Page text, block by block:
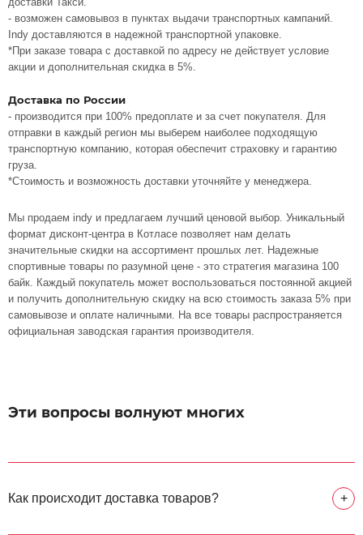
- возможен самовывоз в пунктах выдачи транспортных кампаний.
Indy доставляются в надежной транспортной упаковке.
*При заказе товара с доставкой по адресу не действует условие
акции и дополнительная скидка в 5%.
Доставка по России
- производится при 100% предоплате и за счет покупателя. Для
отправки в каждый регион мы выберем наиболее подходящую
транспортную компанию, которая обеспечит страховку и гарантию
груза.
*Стоимость и возможность доставки уточняйте у менеджера.
Мы продаем indy и предлагаем лучший ценовой выбор. Уникальный
формат дисконт-центра в Котласе позволяет нам делать
значительные скидки на ассортимент прошлых лет. Надежные
спортивные товары по разумной цене - это стратегия магазина 100
байк. Каждый покупатель может воспользоваться постоянной акцией
и получить дополнительную скидку на всю стоимость заказа 5% при
самовывозе и оплате наличными. На все товары распространяется
официальная заводская гарантия производителя.
Эти вопросы волнуют многих
Как происходит доставка товаров? +